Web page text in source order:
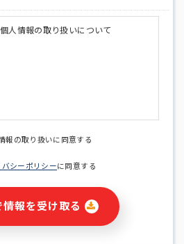
人情報の取り扱いについて
のため
スに関連する情報(当社及び第三者の
配信・宣伝を含みますが、それらに
報の取り扱いに同意する
バシーポリシーに同意する
情報を受け取る